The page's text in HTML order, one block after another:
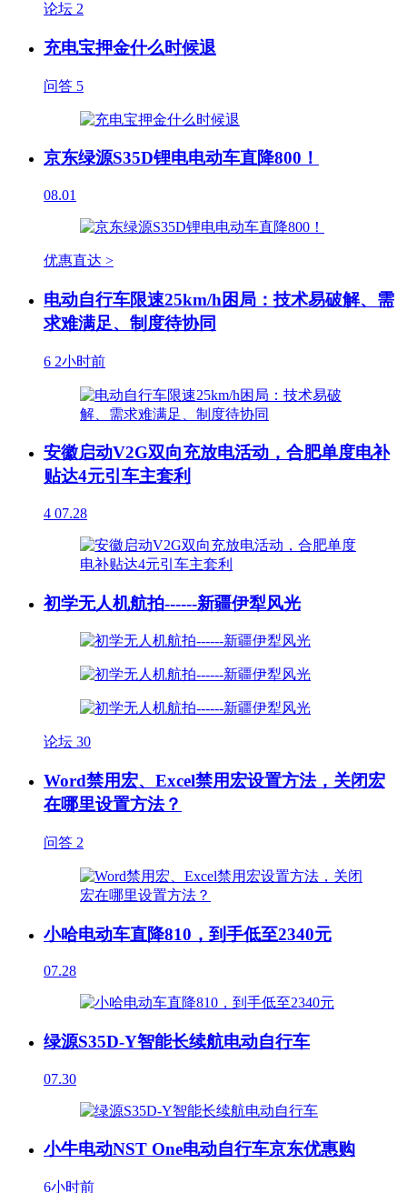
论坛 2
充电宝押金什么时候退
问答 5
京东绿源S35D锂电电动车直降800！
08.01
优惠直达 >
电动自行车限速25km/h困局：技术易破解、需
求难满足、制度待协同
6 2小时前
安徽启动V2G双向充放电活动，合肥单度电补
贴达4元引车主套利
4 07.28
初学无人机航拍------新疆伊犁风光
论坛 30
Word禁用宏、Excel禁用宏设置方法，关闭宏
在哪里设置方法？
问答 2
小哈电动车直降810，到手低至2340元
07.28
绿源S35D-Y智能长续航电动自行车
07.30
小牛电动NST One电动自行车京东优惠购
6小时前